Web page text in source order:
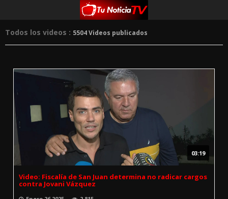
Todos los videos : 5504 Videos publicados
03:19
Video: Fiscalía de San Juan determina no radicar cargos
contra Jovani Vázquez